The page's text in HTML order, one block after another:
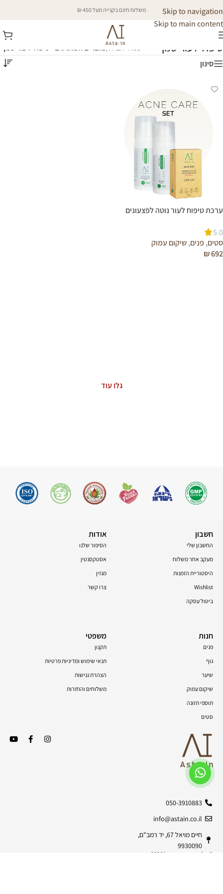
Skip to navigation
Skip to main content
משלוח חינם בקנייה מעל 450 ₪
טיפול לעור שמן עמוד הבית/מוצרים המתויגים “טיפול לעור שמן”
סינון
ערכת טיפוח לעור נוטה לפצעונים
5.0
סטים, פנים,שיקום עמוק
₪692
גלו עוד
050-3910883
info@astain.co.il
חיים מויאל 67, יד רמב"ם,
9930090
© כל הזכויות שמורות | 2026
חשבון
החשבון שלי
מעקב אחר משלוח
היסטוריית הזמנות
Wishlist
ביטול עסקה
אודות
הסיפור שלנו
אסטקסנטין
מגזין
צרו קשר
חנות
פנים
גוף
שיער
שיקום עמוק
תוספי תזונה
סטים
משפטי
תקנון
תנאי שימוש ומדיניות פרטיות
הצהרת נגישות
משלוחים והחזרות